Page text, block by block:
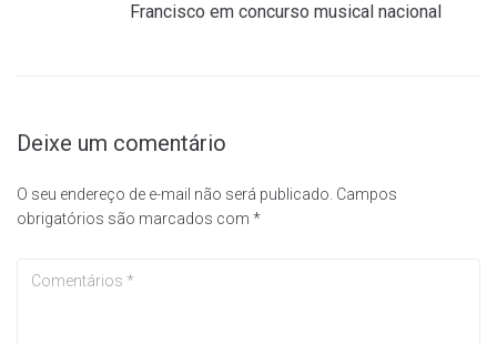
Francisco em concurso musical nacional
Deixe um comentário
O seu endereço de e-mail não será publicado. Campos
obrigatórios são marcados com *